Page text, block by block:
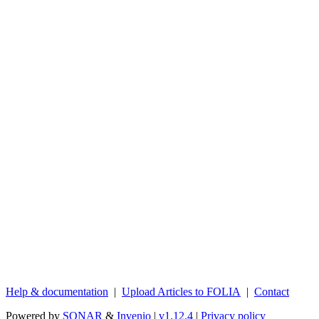
Help & documentation | Upload Articles to FOLIA | Contact
Powered by SONAR & Invenio | v1.12.4 | Privacy policy